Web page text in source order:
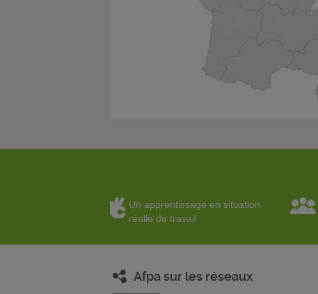
Un apprentissage en situation
réelle de travail
Afpa sur les réseaux